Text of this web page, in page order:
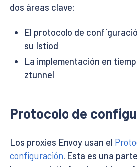
dos áreas clave:
El protocolo de
su Istiod
La implementación en
ztunnel
Protocolo de
Los proxies Envoy usan el
configuración. Esta es una